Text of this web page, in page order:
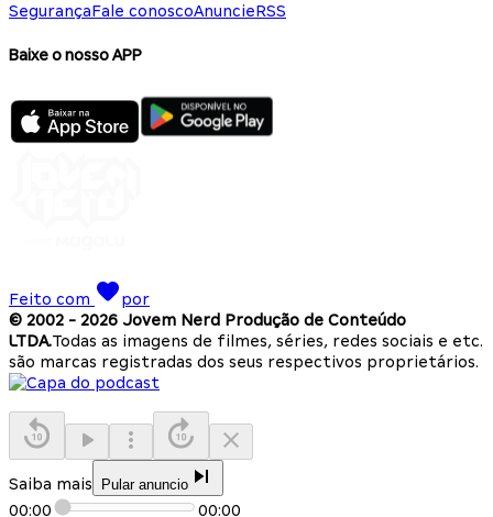
SegurançaFale conoscoAnuncieRSS
Baixe o nosso APP
Feito com
por
© 2002 - 2026 Jovem Nerd Produção de Conteúdo
LTDA.Todas as imagens de filmes, séries, redes sociais e etc.
são marcas registradas dos seus respectivos proprietários.
Saiba mais Pular anuncio
00:00 00:00